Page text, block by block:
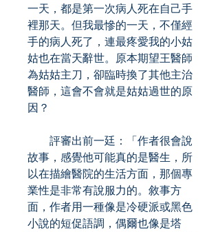
一天，都是第一次病人死在自己手
裡那天。但我最慘的一天，不僅經
手的病人死了，連最疼愛我的小姑
姑也在當天辭世。原本期望王醫師
為姑姑主刀，卻臨時換了其他主治
醫師，這會不會就是姑姑過世的原
因？
評審出前一廷：「作者很會說
故事，感覺他可能真的是醫生，所
以在描繪醫院的生活方面，那個專
業性是非常有說服力的。敘事方
面，作者用一種像是冷硬派或黑色
小說的短促語調，偶爾也像是塔